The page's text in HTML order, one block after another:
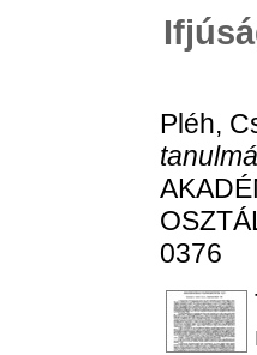
Pléh,
0376